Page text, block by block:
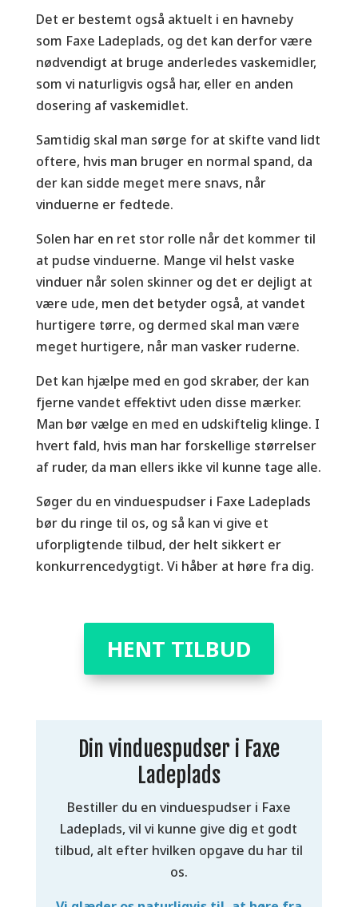
Det er bestemt også aktuelt i en havneby
som Faxe Ladeplads, og det kan derfor være
nødvendigt at bruge anderledes vaskemidler,
som vi naturligvis også har, eller en anden
dosering af vaskemidlet.
Samtidig skal man sørge for at skifte vand lidt
oftere, hvis man bruger en normal spand, da
der kan sidde meget mere snavs, når
vinduerne er fedtede.
Solen har en ret stor rolle når det kommer til
at pudse vinduerne. Mange vil helst vaske
vinduer når solen skinner og det er dejligt at
være ude, men det betyder også, at vandet
hurtigere tørre, og dermed skal man være
meget hurtigere, når man vasker ruderne.
Det kan hjælpe med en god skraber, der kan
fjerne vandet effektivt uden disse mærker.
Man bør vælge en med en udskiftelig klinge. I
hvert fald, hvis man har forskellige størrelser
af ruder, da man ellers ikke vil kunne tage alle.
Søger du en vinduespudser i Faxe Ladeplads
bør du ringe til os, og så kan vi give et
uforpligtende tilbud, der helt sikkert er
konkurrencedygtigt. Vi håber at høre fra dig.
HENT TILBUD
Din vinduespudser i Faxe
Ladeplads
Bestiller du en vinduespudser i Faxe
Ladeplads, vil vi kunne give dig et godt
tilbud, alt efter hvilken opgave du har til
os.